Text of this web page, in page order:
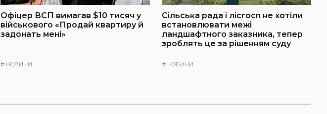
Офіцер ВСП вимагав $10 тисяч у
військового «Продай квартиру й
задонать мені»
# НОВИНИ
Сільська рада і лісгосп не хотіли
встановлювати межі
ландшафтного заказника, тепер
зроблять це за рішенням суду
# НОВИНИ